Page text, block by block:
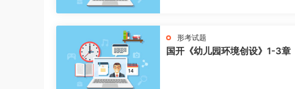
形考试题
国开《幼儿园环境创设》1-3章